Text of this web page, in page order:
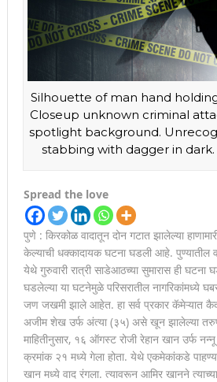
Silhouette of man hand
Closeup unknown criminal
spotlight background.
stabbing with dagger in
Spread the love
पुणे : किरकोळ वादातून दोन गटात झालेल्या
केल्याची धक्कादायक घटना घडली आहे. पुण्यातील
येथे गुरुवारी रात्री साडेआठच्या सुमारास ही घटना
घडलेल्या या घटनेमुळे परिसरातील नागरिकांमध्ये
जण जखमी झाले आहेत. हा सर्व प्रकार कॅमेऱ्यात
अजीम शेख उर्फ अंत्या (३५) असे खून झालेल्या
माहितीनुसार, १६ ऑगस्ट रोजी रेहान खान उर्फ नन्नू
क्रमांक २१ मध्ये गेला होता. येथे एकमेकांकडे
खान मध्ये वाद रंगला. त्यावरून आमिर खानने